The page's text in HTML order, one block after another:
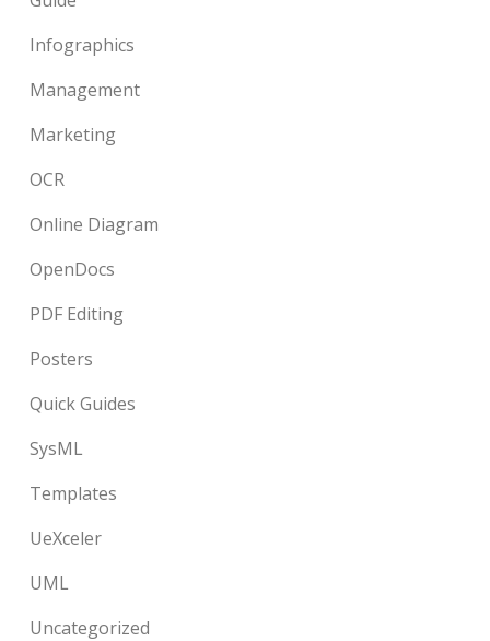
Infographics
Management
Marketing
OCR
Online Diagram
OpenDocs
PDF Editing
Posters
Quick Guides
SysML
Templates
UeXceler
UML
Uncategorized